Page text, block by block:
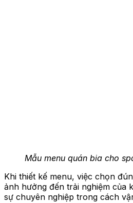
Mẫu menu quán bia cho
Khi thiết kế menu, việc chọn
ảnh hưởng đến trải nghiệm của
sự chuyên nghiệp trong cách